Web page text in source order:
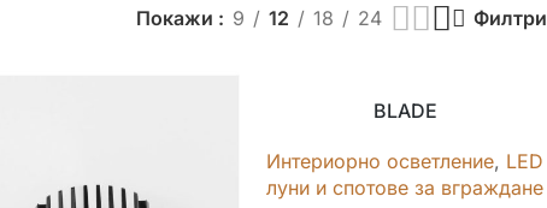
Покажи 9 12 18 24 Филтри
BLADE
Интериорно осветление, LED
луни и спотове за вграждане